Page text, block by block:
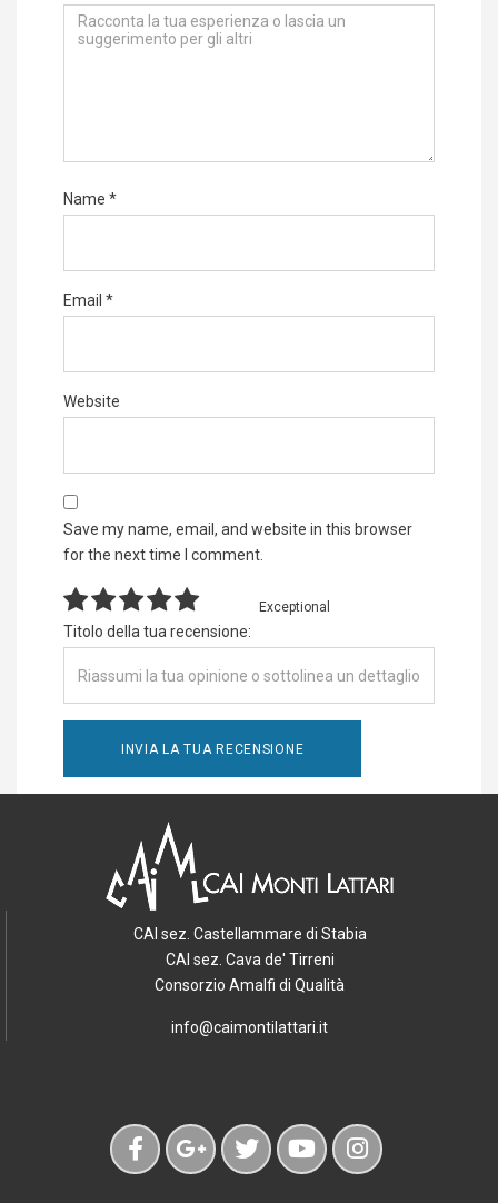
Name *
Email *
Website
Save my name, email, and website in this browser
for the next time I comment.
Exceptional
Titolo della tua recensione:
CAI sez. Castellammare di Stabia
CAI sez. Cava de' Tirreni
Consorzio Amalfi di Qualità
info@caimontilattari.it